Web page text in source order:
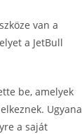
van a
a JetBull
be, amelyek
a saját